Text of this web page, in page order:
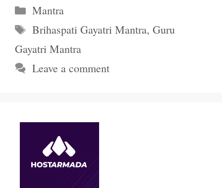
Categories
Mantra
Tags
Brihaspati Gayatri Mantra,Guru
Gayatri Mantra
Leave a comment